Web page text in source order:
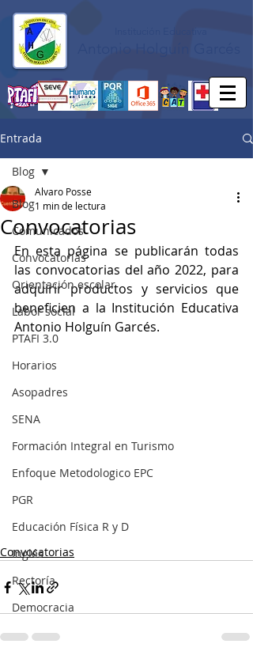
Entrada
Blog
Comunicados
Convocatorias
Orientación escolar
Labor social
PTAFI 3.0
Horarios
Asopadres
SENA
Formación Integral en Turismo
Enfoque Metodologico EPC
PGR
Educación Física R y D
Inglés
Rectoría
Democracia
Blog
Convocatorias
Alvaro Posse
1 min de lectura
En esta página se publicarán todas
las convocatorias del año 2022, para
adquirir productos y servicios que
beneficien a la Institución Educativa
Antonio Holguín Garcés.
Convocatorias